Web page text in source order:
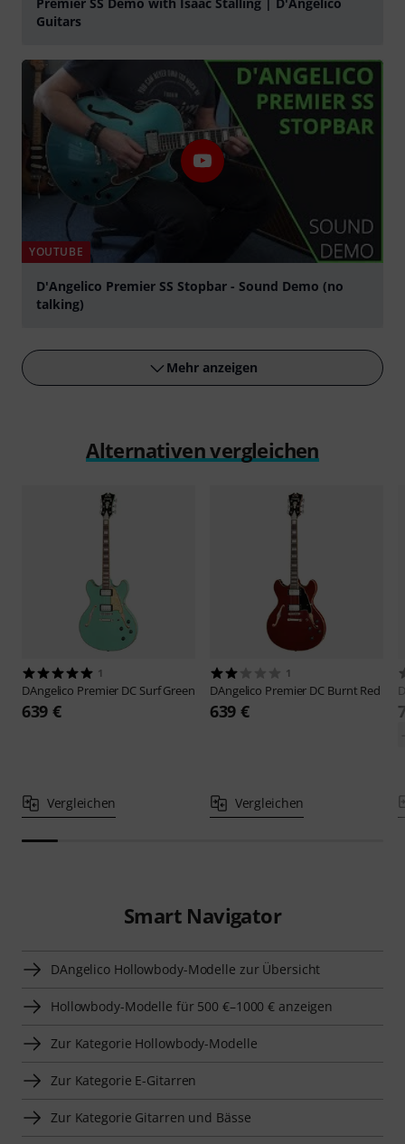
Guitars
YOUTUBE
D'Angelico Premier SS Stopbar - Sound Demo (no
talking)
Mehr anzeigen
Alternativen vergleichen
1
DAngelico Premier DC Surf Green
639 €
Vergleichen
1
DAngelico Premier DC Burnt Red
639 €
Vergleichen
Smart Navigator
DAngelico Hollowbody-Modelle zur Übersicht
Hollowbody-Modelle für 500 €–1000 € anzeigen
Zur Kategorie Hollowbody-Modelle
Zur Kategorie E-Gitarren
Zur Kategorie Gitarren und Bässe